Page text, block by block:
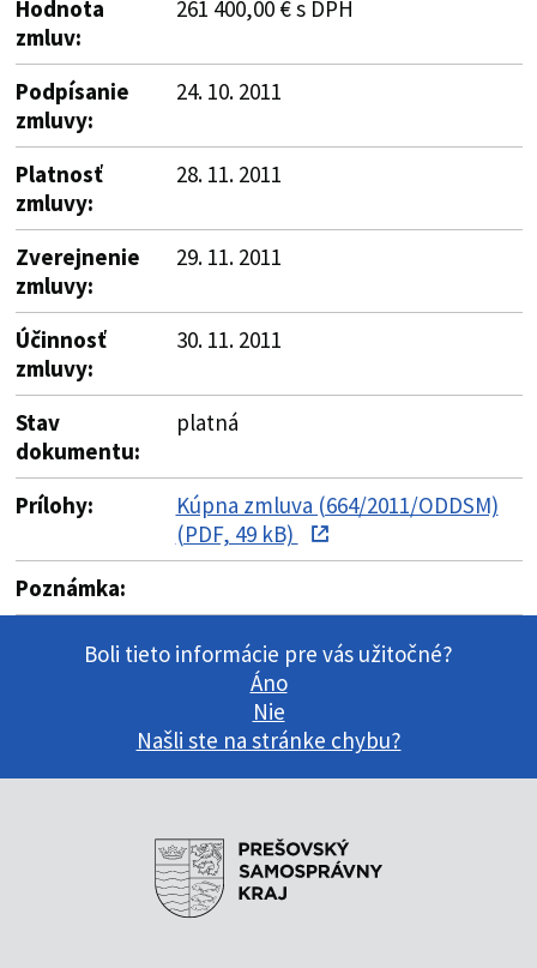
Hodnota
zmluv:
261 400,00 € s DPH
Podpísanie
zmluvy:
24. 10. 2011
Platnosť
zmluvy:
28. 11. 2011
Zverejnenie
zmluvy:
29. 11. 2011
Účinnosť
zmluvy:
30. 11. 2011
Stav
dokumentu:
platná
Prílohy:
Kúpna zmluva (664/2011/ODDSM)
(PDF, 49 kB)
Poznámka:
Boli tieto informácie pre vás užitočné?
Áno
Nie
Našli ste na stránke chybu?